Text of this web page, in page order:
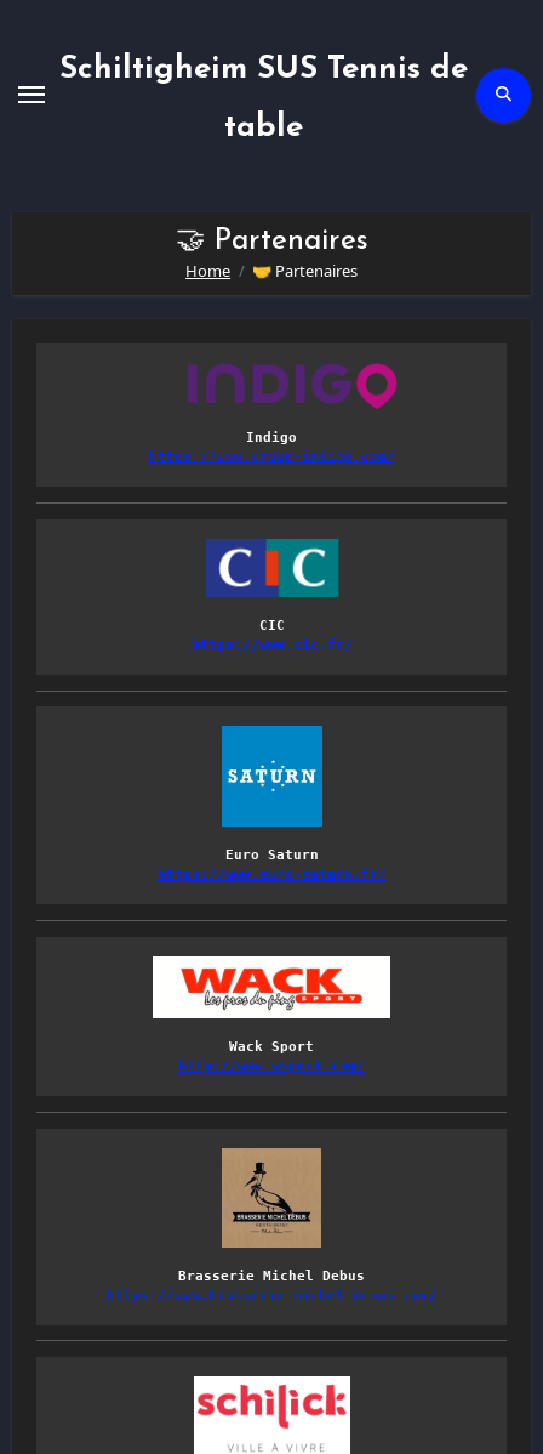
Schiltigheim SUS Tennis de
table
🤝 Partenaires
Home 🤝 Partenaires
Indigo
https://www.group-indigo.com/
CIC
https://www.cic.fr/
Euro Saturn
https://www.euro-saturn.fr/
Wack Sport
http://www.wsport.com/
Brasserie Michel Debus
https://www.brasserie-michel-debus.com/